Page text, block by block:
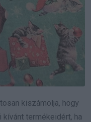
kiszámolja, hogy
termékeidért, ha